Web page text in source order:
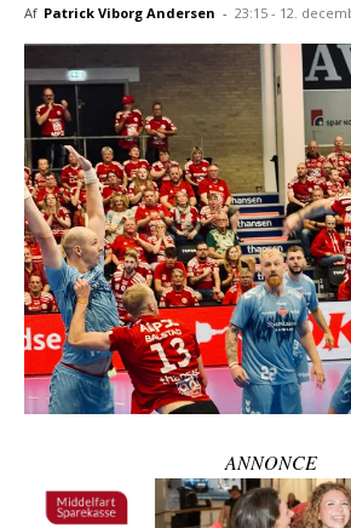
Af Patrick Viborg Andersen - 23:15 - 12.
ANNONCE